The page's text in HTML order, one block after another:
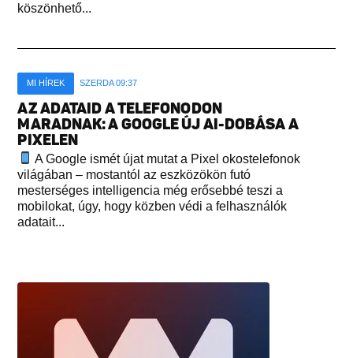
köszönhető...
MI HÍREK SZERDA 09:37
AZ ADATAID A TELEFONODON
MARADNAK: A GOOGLE ÚJ AI-DOBÁSA A
PIXELEN
A Google ismét újat mutat a Pixel okostelefonok
világában – mostantól az eszközökön futó
mesterséges intelligencia még erősebbé teszi a
mobilokat, úgy, hogy közben védi a felhasználók
adatait...